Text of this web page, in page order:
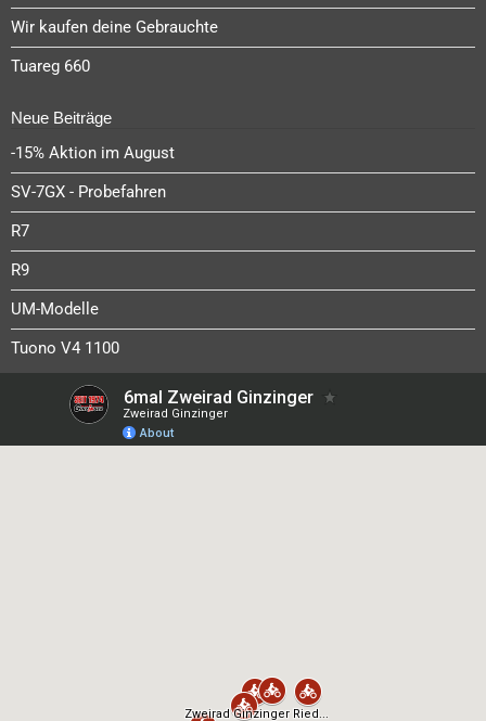
Wir kaufen deine Gebrauchte
Tuareg 660
Neue Beiträge
-15% Aktion im August
SV-7GX - Probefahren
R7
R9
UM-Modelle
Tuono V4 1100